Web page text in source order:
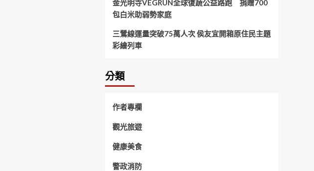
金光明寺VEGRUN全球復蔬公益路跑 捐贈700
包白米助弱勢家庭
三鶯線運量突破75萬人次 侯友宜開箱原住民主題
彩繪列車
分類
作者專欄
觀光旅遊
健康美食
警政消防